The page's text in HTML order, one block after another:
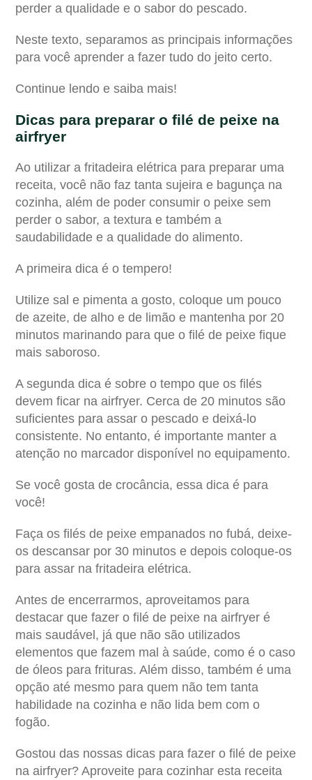
perder a qualidade e o sabor do pescado.
Neste texto, separamos as principais informações
para você aprender a fazer tudo do jeito certo.
Continue lendo e saiba mais!
Dicas para preparar o filé de peixe na
airfryer
Ao utilizar a fritadeira elétrica para preparar uma
receita, você não faz tanta sujeira e bagunça na
cozinha, além de poder consumir o peixe sem
perder o sabor, a textura e também a
saudabilidade e a qualidade do alimento.
A primeira dica é o tempero!
Utilize sal e pimenta a gosto, coloque um pouco
de azeite, de alho e de limão e mantenha por 20
minutos marinando para que o filé de peixe fique
mais saboroso.
A segunda dica é sobre o tempo que os filés
devem ficar na airfryer. Cerca de 20 minutos são
suficientes para assar o pescado e deixá-lo
consistente. No entanto, é importante manter a
atenção no marcador disponível no equipamento.
Se você gosta de crocância, essa dica é para
você!
Faça os filés de peixe empanados no fubá, deixe-
os descansar por 30 minutos e depois coloque-os
para assar na fritadeira elétrica.
Antes de encerrarmos, aproveitamos para
destacar que fazer o filé de peixe na airfryer é
mais saudável, já que não são utilizados
elementos que fazem mal à saúde, como é o caso
de óleos para frituras. Além disso, também é uma
opção até mesmo para quem não tem tanta
habilidade na cozinha e não lida bem com o
fogão.
Gostou das nossas dicas para fazer o filé de peixe
na airfryer? Aproveite para cozinhar esta receita